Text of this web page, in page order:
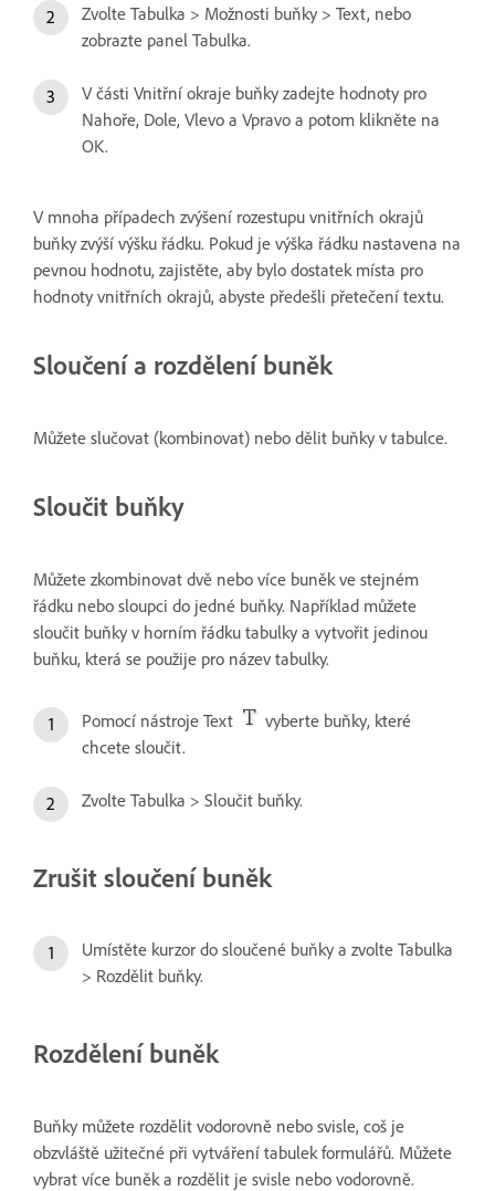
Zvolte Tabulka > Možnosti buňky > Text, nebo
zobrazte panel Tabulka.
V části Vnitřní okraje buňky zadejte hodnoty pro
Nahoře, Dole, Vlevo a Vpravo a potom klikněte na
OK.
V mnoha případech zvýšení rozestupu vnitřních okrajů
buňky zvýší výšku řádku. Pokud je výška řádku nastavena na
pevnou hodnotu, zajistěte, aby bylo dostatek místa pro
hodnoty vnitřních okrajů, abyste předešli přetečení textu.
Sloučení a rozdělení buněk
Můžete slučovat (kombinovat) nebo dělit buňky v tabulce.
Sloučit buňky
Můžete zkombinovat dvě nebo více buněk ve stejném
řádku nebo sloupci do jedné buňky. Například můžete
sloučit buňky v horním řádku tabulky a vytvořit jedinou
buňku, která se použije pro název tabulky.
Pomocí nástroje Text
vyberte buňky, které
chcete sloučit.
Zvolte Tabulka > Sloučit buňky.
Zrušit sloučení buněk
Umístěte kurzor do sloučené buňky a zvolte Tabulka
> Rozdělit buňky.
Rozdělení buněk
Buňky můžete rozdělit vodorovně nebo svisle, coš je
obzvláště užitečné při vytváření tabulek formulářů. Můžete
vybrat více buněk a rozdělit je svisle nebo vodorovně.